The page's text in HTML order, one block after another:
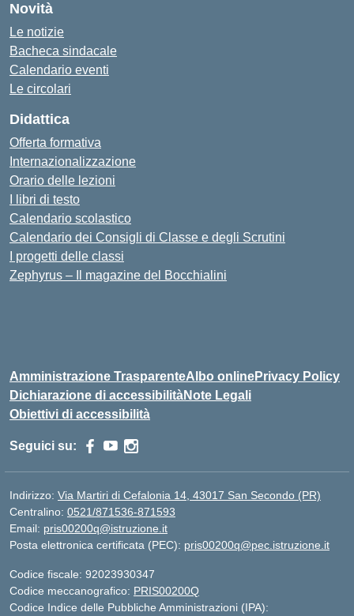
Novità
Le notizie
Bacheca sindacale
Calendario eventi
Le circolari
Didattica
Offerta formativa
Internazionalizzazione
Orario delle lezioni
I libri di testo
Calendario scolastico
Calendario dei Consigli di Classe e degli Scrutini
I progetti delle classi
Zephyrus – Il magazine del Bocchialini
Amministrazione TrasparenteAlbo onlinePrivacy Policy
Dichiarazione di accessibilitàNote Legali
Obiettivi di accessibilità
Seguici su:
Indirizzo: Via Martiri di Cefalonia 14, 43017 San Secondo (PR)
Centralino: 0521/871536-871593
Email: pris00200q@istruzione.it
Posta elettronica certificata (PEC): pris00200q@pec.istruzione.it
Codice fiscale: 92023930347
Codice meccanografico: PRIS00200Q
Codice Indice delle Pubbliche Amministrazioni (IPA):